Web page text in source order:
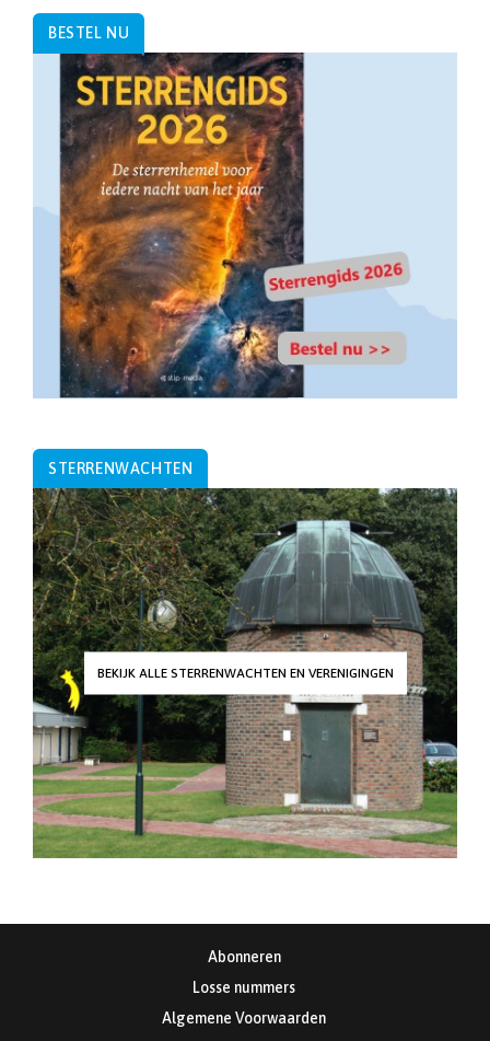
BESTEL NU
STERRENWACHTEN
BEKIJK ALLE STERRENWACHTEN EN VERENIGINGEN
Abonneren
Losse nummers
Algemene Voorwaarden